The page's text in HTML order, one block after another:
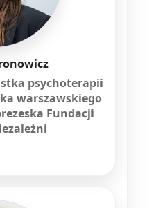
psychoterapii
warszawskiego
Fundacji